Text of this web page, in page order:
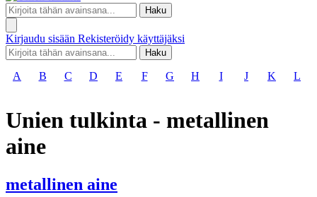
Haku
Kirjaudu sisään Rekisteröidy käyttäjäksi
Haku
A B C D E F G H I J K L
Unien tulkinta - metallinen
aine
metallinen aine